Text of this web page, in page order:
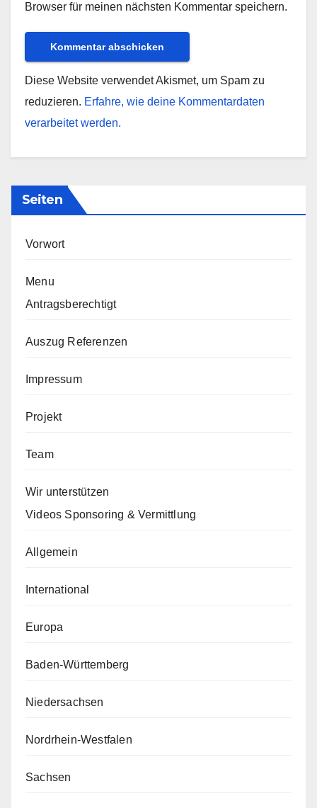
Browser für meinen nächsten Kommentar speichern.
Diese Website verwendet Akismet, um Spam zu
reduzieren. Erfahre, wie deine Kommentardaten
verarbeitet werden.
Seiten
Vorwort
Menu
Antragsberechtigt
Auszug Referenzen
Impressum
Projekt
Team
Wir unterstützen
Videos Sponsoring & Vermittlung
Allgemein
International
Europa
Baden-Württemberg
Niedersachsen
Nordrhein-Westfalen
Sachsen